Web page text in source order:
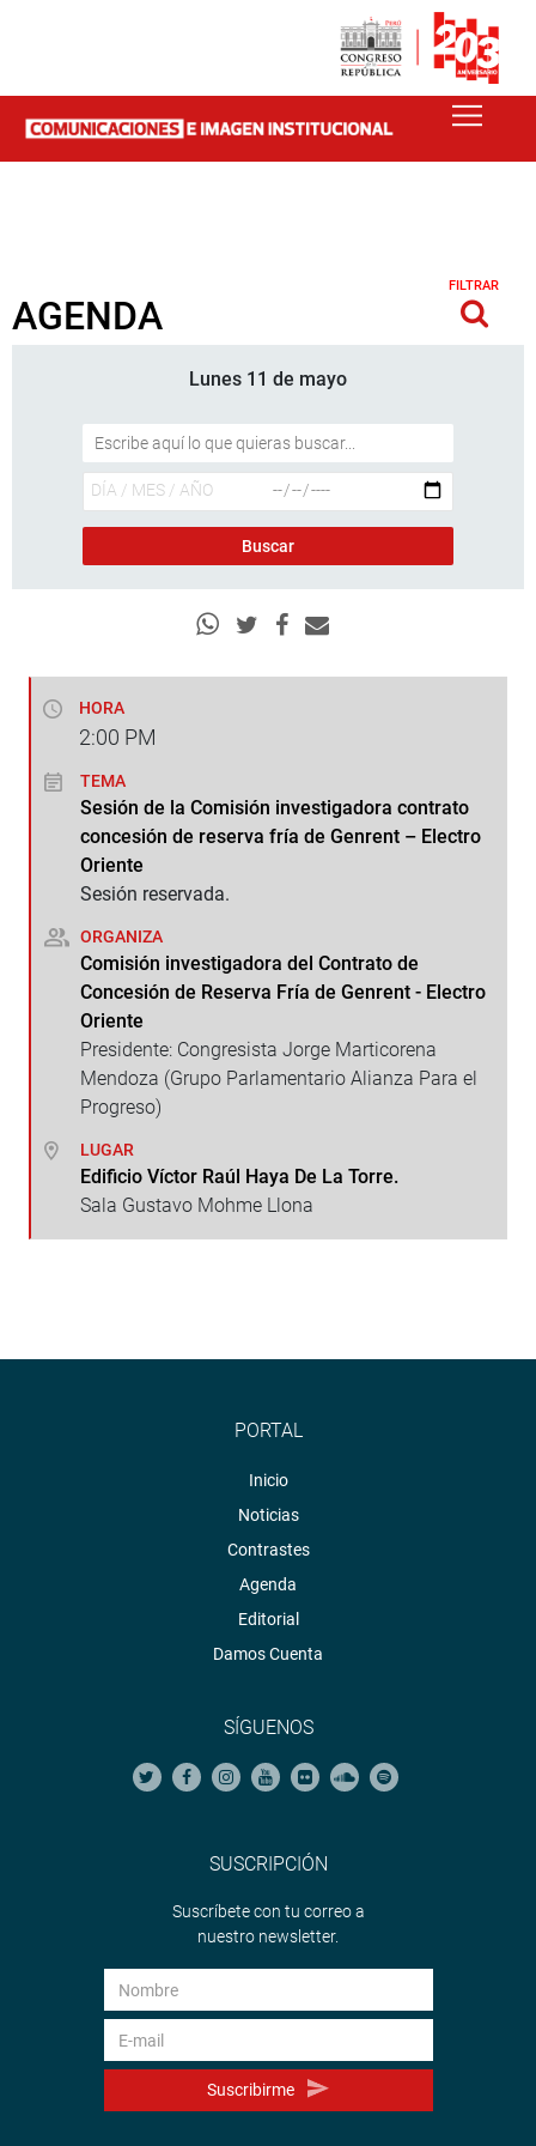
AGENDA
FILTRAR
Lunes 11 de mayo
HORA
2:00 PM
TEMA
Sesión de la Comisión investigadora contrato
concesión de reserva fría de Genrent – Electro
Oriente
Sesión reservada.
ORGANIZA
Comisión investigadora del Contrato de
Concesión de Reserva Fría de Genrent - Electro
Oriente
Presidente: Congresista Jorge Marticorena
Mendoza (Grupo Parlamentario Alianza Para el
Progreso)
LUGAR
Edificio Víctor Raúl Haya De La Torre.
Sala Gustavo Mohme Llona
PORTAL
Inicio
Noticias
Contrastes
Agenda
Editorial
Damos Cuenta
SÍGUENOS
SUSCRIPCIÓN
Suscríbete con tu correo a
nuestro newsletter.
Suscribirme